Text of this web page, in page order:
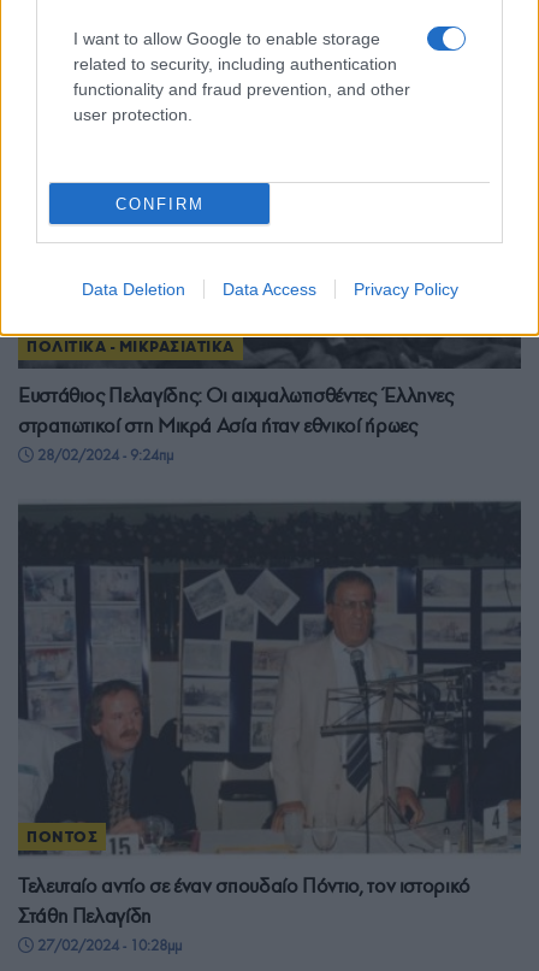
I want to allow Google to enable storage
related to security, including authentication
functionality and fraud prevention, and other
user protection.
CONFIRM
Data Deletion Data Access Privacy Policy
ΠΟΛΙΤΙΚΑ - ΜΙΚΡΑΣΙΑΤΙΚΑ
Ευστάθιος Πελαγίδης: Οι αιχμαλωτισθέντες Έλληνες
στρατιωτικοί στη Μικρά Ασία ήταν εθνικοί ήρωες
28/02/2024 - 9:24πμ
ΠΟΝΤΟΣ
Τελευταίο αντίο σε έναν σπουδαίο Πόντιο, τον ιστορικό
Στάθη Πελαγίδη
27/02/2024 - 10:28μμ